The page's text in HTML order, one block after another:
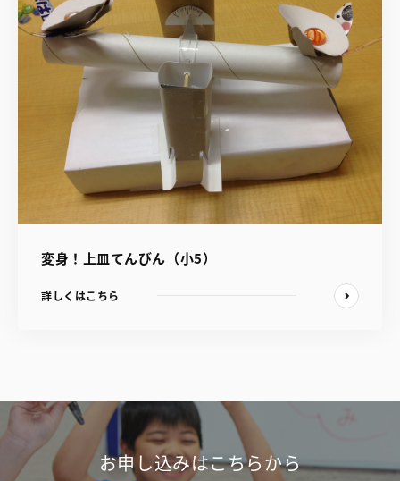
変身！上皿てんびん（小5）
詳しくはこちら
お申し込みはこちらから